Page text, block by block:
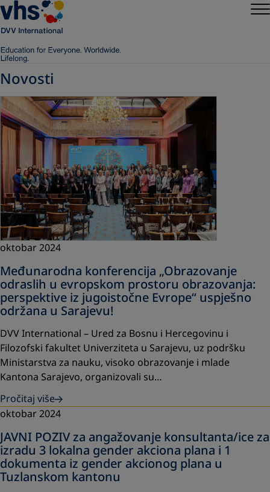
Novosti
oktobar 2024
Međunarodna konferencija „Obrazovanje
odraslih u evropskom prostoru obrazovanja:
perspektive iz jugoistočne Evrope“ uspješno
održana u Sarajevu!
DVV International – Ured za Bosnu i Hercegovinu i
Filozofski fakultet Univerziteta u Sarajevu, uz podršku
Ministarstva za nauku, visoko obrazovanje i mlade
Kantona Sarajevo, organizovali su…
Pročitaj više
oktobar 2024
JAVNI POZIV za angažovanje konsultanta/ice za
izradu 3 lokalna gender akciona plana i 1
dokumenta iz gender akcionog plana u
Tuzlanskom kantonu